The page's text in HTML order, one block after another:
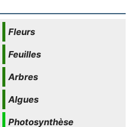
Fleurs
Feuilles
Arbres
Algues
Photosynthèse